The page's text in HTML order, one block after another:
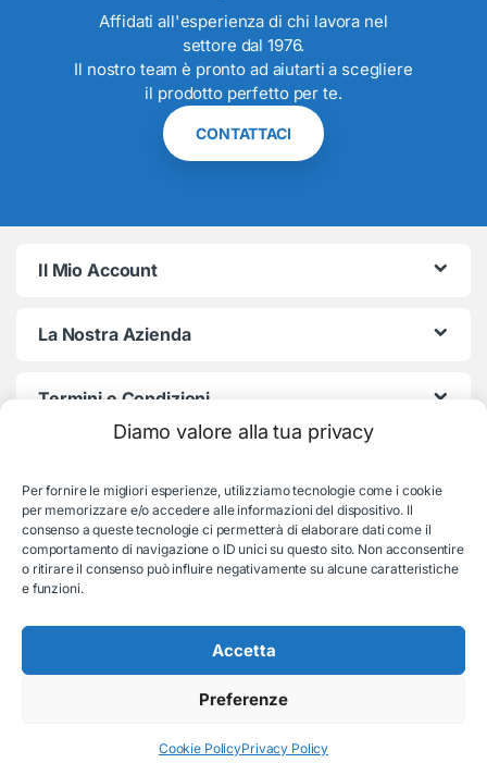
Diamo valore alla tua privacy
Per fornire le migliori esperienze, utilizziamo tecnologie come i cookie
per memorizzare e/o accedere alle informazioni del dispositivo. Il
consenso a queste tecnologie ci permetterà di elaborare dati come il
comportamento di navigazione o ID unici su questo sito. Non acconsentire
o ritirare il consenso può influire negativamente su alcune caratteristiche
e funzioni.
Accetta
Preferenze
Cookie PolicyPrivacy Policy
Affidati all'esperienza di chi lavora nel
settore dal 1976.
Il nostro team è pronto ad aiutarti a scegliere
il prodotto perfetto per te.
CONTATTACI
Il Mio Account
La Nostra Azienda
Termini e Condizioni
Consulenza e supporto:
035-19831192
© EB Store By Belotti Informatica & Elettronica